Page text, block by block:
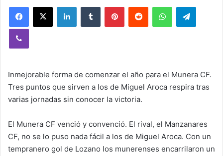
Inmejorable forma de comenzar el año para el Munera CF.
Tres puntos que sirven a los de Miguel Aroca respira tras
varias jornadas sin conocer la victoria.
El Munera CF venció y convenció. El rival, el Manzanares
CF, no se lo puso nada fácil a los de Miguel Aroca. Con un
tempranero gol de Lozano los munerenses encarrilaron un